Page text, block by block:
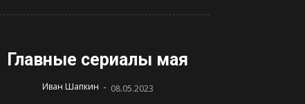
Главные сериалы мая
Иван Шапкин - 08.05.2023